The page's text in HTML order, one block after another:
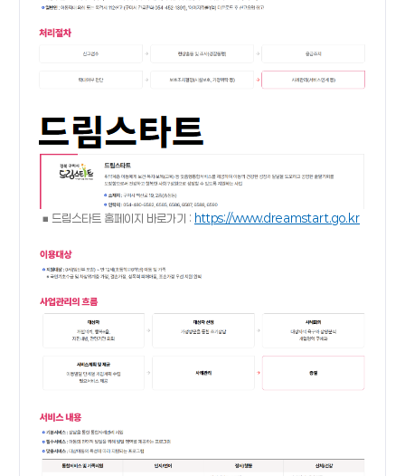
■ 드림스타트 홈페이지 바로가기 : https://www.dreamstart.go.kr